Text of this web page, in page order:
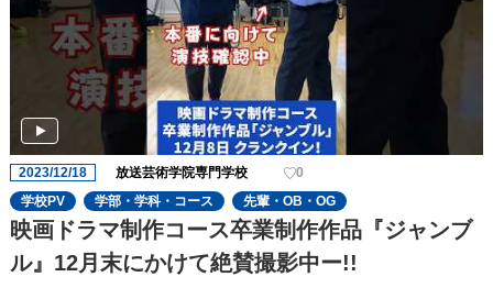
2023/12/18 放送芸術学院専門学校
0
学校PV
学部・学科・コース 先輩・OB・OG
映画ドラマ制作コース卒業制作作品『ジャンブ
ル』12月末にかけて絶賛撮影中ー!!